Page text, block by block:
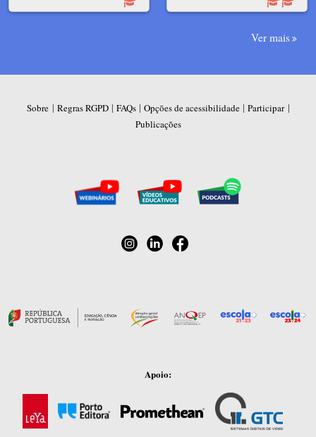
Ver mais
Sobre | Regras RGPD| FAQs| Opções de acessibilidade| Participar|
Publicações
Apoio: